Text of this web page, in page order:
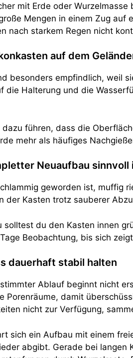
mit Erde oder Wurzelmasse
Mengen in einem Zug auf
nach starkem Regen nicht
auf dem
besonders empfindlich, weil
die Halterung und die
dazu führen, dass die
mehr als häufiges
Neuaufbau sinnvoll
geworden ist, muffig
der Kasten trotz sauberer
solltest du den Kasten innen
Beobachtung, bis sich
dauerhaft stabil halten
Ablauf beginnt nicht
Porenräume, damit
nicht zur Verfügung,
sich ein Aufbau mit einem
abgibt. Gerade bei langen